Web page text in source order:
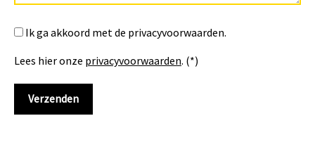
Ik ga akkoord met de privacyvoorwaarden.
Lees hier onze privacyvoorwaarden. (*)